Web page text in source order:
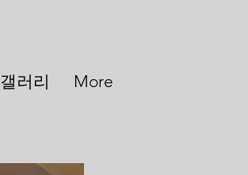
갤러리 More